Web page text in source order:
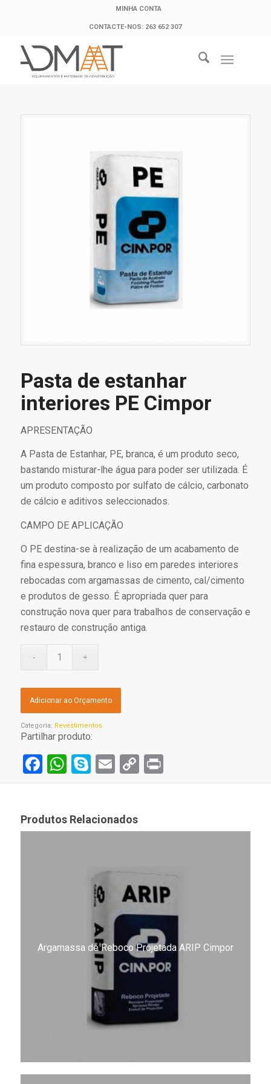
MINHA CONTA
CONTACTE-NOS: 263 652 307
Pasta de estanhar
interiores PE Cimpor
APRESENTAÇÃO
A Pasta de Estanhar, PE, branca, é um produto seco,
bastando misturar-lhe água para poder ser utilizada. É
um produto composto por sulfato de cálcio, carbonato
de cálcio e aditivos seleccionados.
CAMPO DE APLICAÇÃO
O PE destina-se à realização de um acabamento de
fina espessura, branco e liso em paredes interiores
rebocadas com argamassas de cimento, cal/cimento
e produtos de gesso. É apropriada quer para
construção nova quer para trabalhos de conservação e
restauro de construção antiga.
Adicionar ao Orçamento
Categoria: Revestimentos
Partilhar produto:
Facebook
WhatsApp
Skype
Email
Copy
Link
Print
Produtos Relacionados
Argamassa de Reboco Projetada ARIP Cimpor